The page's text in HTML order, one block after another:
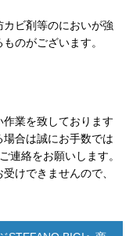
ビ剤等のにおいが強
のがございます。
業を致しております
合は誠にお手数では
連絡をお願いします。
けできませんので、